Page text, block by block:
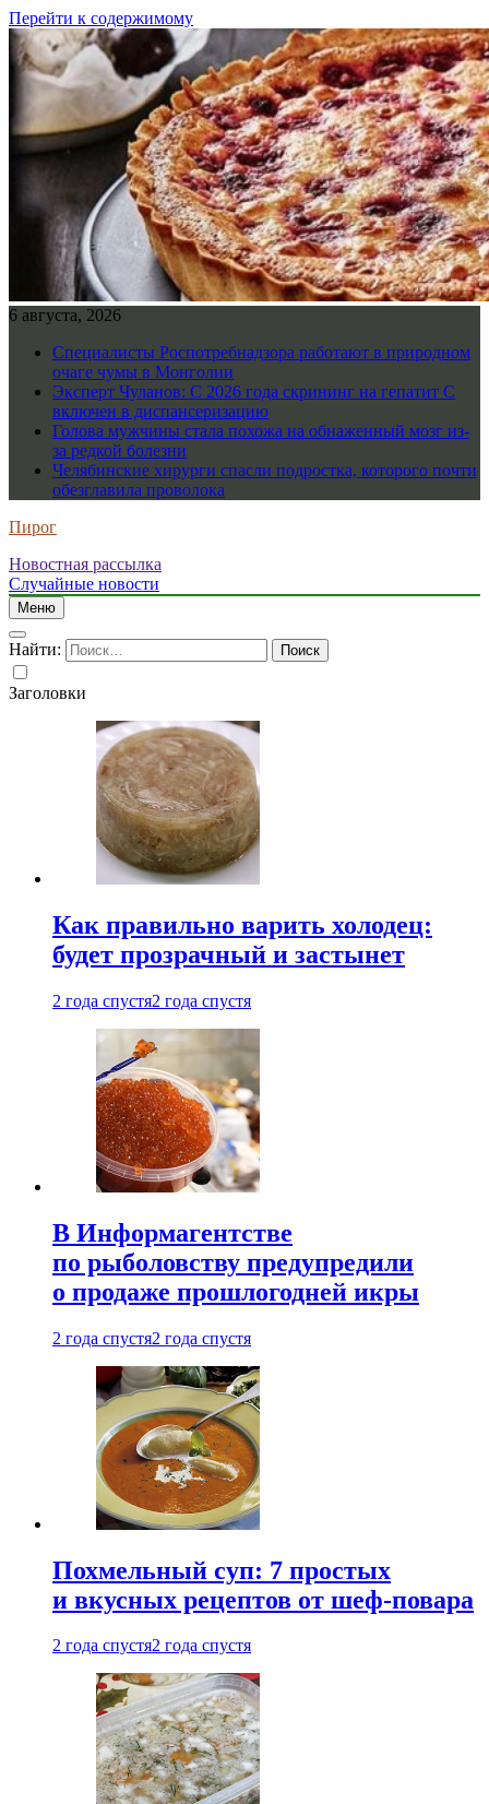
Перейти к содержимому
6 августа, 2026
Специалисты Роспотребнадзора работают в природном
очаге чумы в Монголии
Эксперт Чуланов: С 2026 года скрининг на гепатит С
включен в диспансеризацию
Голова мужчины стала похожа на обнаженный мозг из-
за редкой болезни
Челябинские хирурги спасли подростка, которого почти
обезглавила проволока
Пирог
Новостная рассылка
Случайные новости
Меню
Найти:
Заголовки
Как правильно варить холодец:
будет прозрачный и застынет
2 года спустя2 года спустя
В Информагентстве
по рыболовству предупредили
о продаже прошлогодней икры
2 года спустя2 года спустя
Похмельный суп: 7 простых
и вкусных рецептов от шеф-повара
2 года спустя2 года спустя